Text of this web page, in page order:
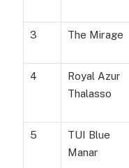
3 The Mirage
4
Royal Azur
Thalasso
5
TUI Blue
Manar